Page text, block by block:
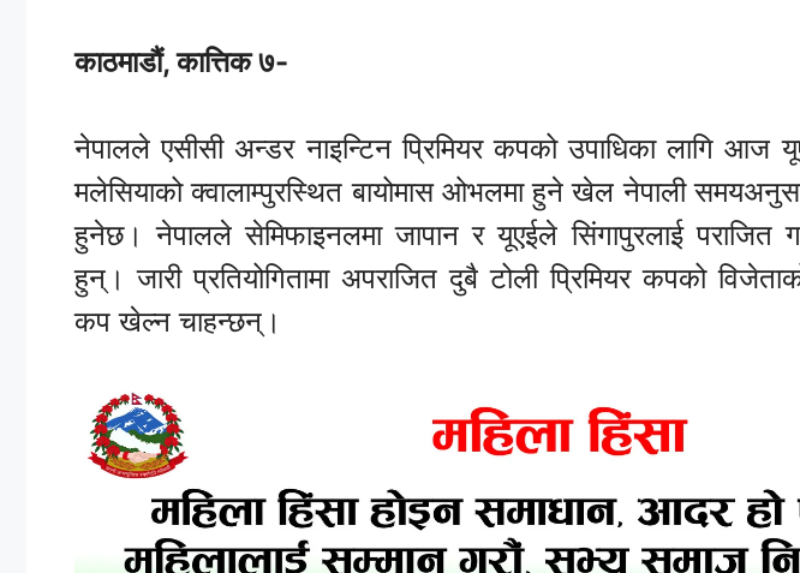
काठमाडौं, कात्तिक ७-
नेपालले एसीसी अन्डर नाइन्टिन प्रिमियर कपको उपाधिका लागि आज
मलेसियाको क्वालाम्पुरस्थित बायोमास ओभलमा हुने खेल नेपाली
हुनेछ। नेपालले सेमिफाइनलमा जापान र यूएईले सिंगापुरलाई पराजित
हुन्। जारी प्रतियोगितामा अपराजित दुबै टोली प्रिमियर कपको
कप खेल्न चाहन्छन्।